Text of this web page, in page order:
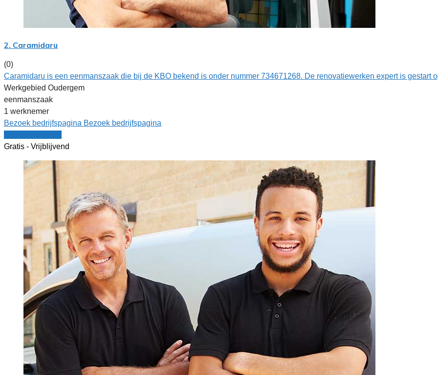
2. Caramidaru
(0)
Caramidaru is een eenmanszaak die bij de KBO bekend is onder nummer 734671268. De renovatiewerken expert is gestart
Werkgebied Oudergem
eenmanszaak
1 werknemer
Bezoek bedrijfspagina Bezoek bedrijfspagina
Gratis - Vrijblijvend